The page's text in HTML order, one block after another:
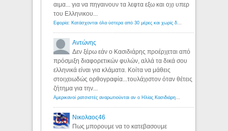
αιμα... για να πηγαινουν τα λεφτα εξω και οχι υπερ
του Ελληνικου...
Εφορία: Κατάσχονται όλα ύστερα από 30 μέρες και χωρίς δικαστικές αποφάσεις - Λόγιος Ερμής
Αντώνης
Δεν ξέρω εάν ο Κασιδιάρης προέρχεται από
πρόσμιξη διαφορετικών φυλών, αλλά τα δικά σου
ελληνικά είναι για κλάματα. Κοίτα να μάθεις
στοιχειωδώς ορθογραφία...τουλάχιστον όταν θέτεις
ζήτημα για την...
Αμερικανοί ρατσιστές αναρωτιούνται αν ο Ηλίας Κασιδιάρης ανήκει στη λευκή φυλή... - Λόγιος Ερμής
Νικολαος46
Πως μπορουμε να το κατεβασουμε